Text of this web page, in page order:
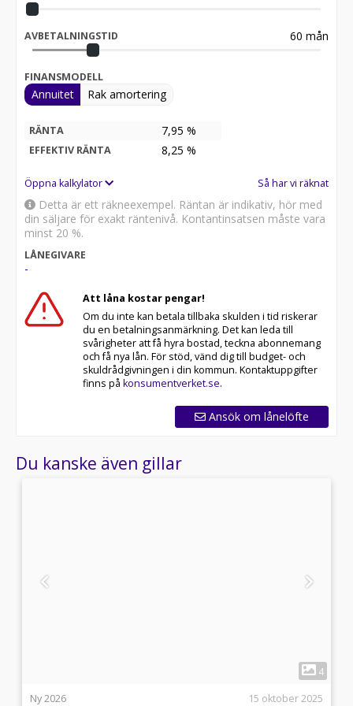
AVBETALNINGSTID 60 mån
FINANSMODELL
Annuitet Rak amortering
RÄNTA 7,95 %
EFFEKTIV RÄNTA 8,25 %
Öppna kalkylator Så har vi räknat
Detta är ett räkneexempel. Räntan är indikativ, hör med
din säljare för exakt räntenivå. Kontantinsatsen måste vara
minst 20 %.
LÅNEGIVARE
-
Att låna kostar pengar!
Om du inte kan betala tillbaka skulden i tid riskerar
du en betalningsanmärkning. Det kan leda till
svårigheter att få hyra bostad, teckna abonnemang
och få nya lån. För stöd, vänd dig till budget- och
skuldrådgivningen i din kommun. Kontaktuppgifter
finns på konsumentverket.se.
Ansök om lånelöfte
Du kanske även gillar
4
Ny 2026
15 oktober 2025